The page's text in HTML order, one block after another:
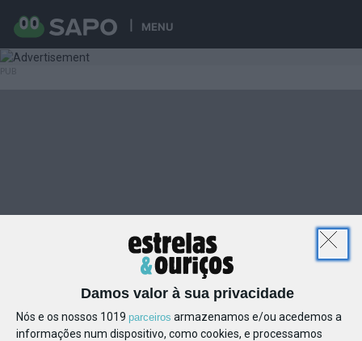
Damos valor à sua privacidade
Nós e os nossos 1019 parceiros armazenamos e/ou acedemos a
informações num dispositivo, como cookies, e processamos
MENU